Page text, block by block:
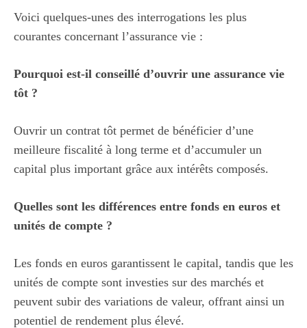
Voici quelques-unes des interrogations les plus
courantes concernant l’assurance vie :
Pourquoi est-il conseillé d’ouvrir une assurance vie
tôt ?
Ouvrir un contrat tôt permet de bénéficier d’une
meilleure fiscalité à long terme et d’accumuler un
capital plus important grâce aux intérêts composés.
Quelles sont les différences entre fonds en euros et
unités de compte ?
Les fonds en euros garantissent le capital, tandis que les
unités de compte sont investies sur des marchés et
peuvent subir des variations de valeur, offrant ainsi un
potentiel de rendement plus élevé.